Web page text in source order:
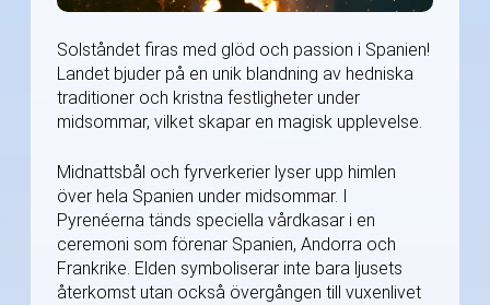
Solståndet firas med glöd och passion i Spanien!
Landet bjuder på en unik blandning av hedniska
traditioner och kristna festligheter under
midsommar, vilket skapar en magisk upplevelse.
Midnattsbål och fyrverkerier lyser upp himlen
över hela Spanien under midsommar. I
Pyrenéerna tänds speciella vårdkasar i en
ceremoni som förenar Spanien, Andorra och
Frankrike. Elden symboliserar inte bara ljusets
återkomst utan också övergången till vuxenlivet